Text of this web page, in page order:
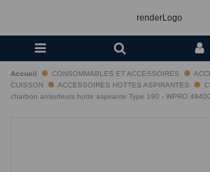
renderLogo
Accueil CONSOMMABLES ET ACCESSOIRES
CUISSON
ACCESSOIRES HOTTES ASPIRANTES
charbon antiodeurs hotte aspirante Type 190 - WPRO